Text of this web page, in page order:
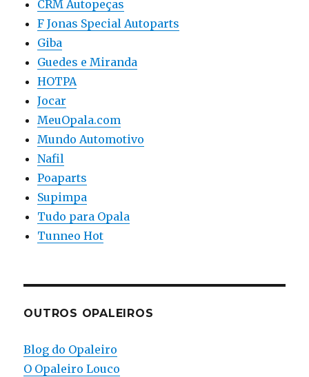
CRM Autopeças
F Jonas Special Autoparts
Giba
Guedes e Miranda
HOTPA
Jocar
MeuOpala.com
Mundo Automotivo
Nafil
Poaparts
Supimpa
Tudo para Opala
Tunneo Hot
OUTROS OPALEIROS
Blog do Opaleiro
O Opaleiro Louco